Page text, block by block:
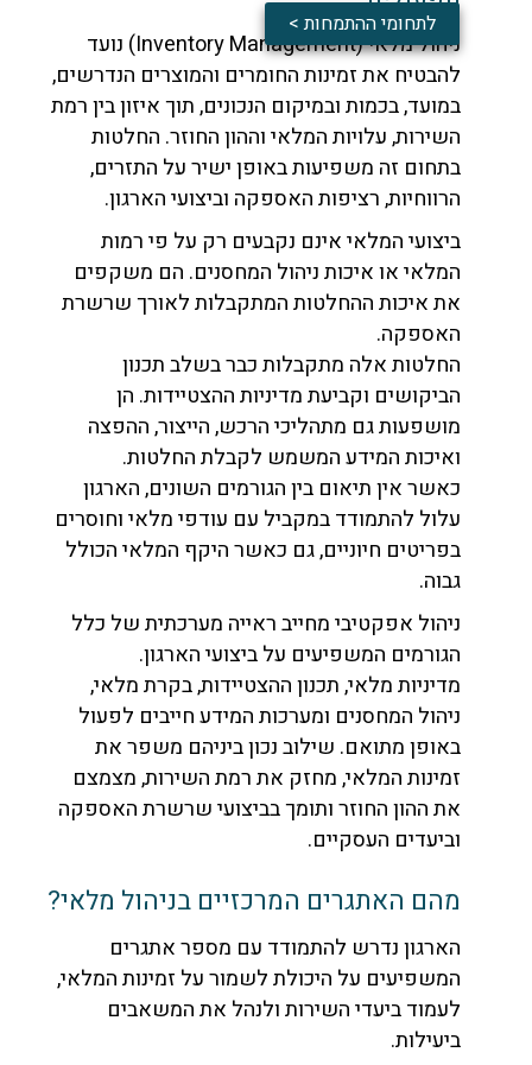
לתחומי ההתמחות >
ניהול מלאי (Inventory Management) נועד
להבטיח את זמינות החומרים והמוצרים הנדרשים,
במועד, בכמות ובמיקום הנכונים, תוך איזון בין רמת
השירות, עלויות המלאי וההון החוזר. החלטות
בתחום זה משפיעות באופן ישיר על התזרים,
הרווחיות, רציפות האספקה וביצועי הארגון.
ביצועי המלאי אינם נקבעים רק על פי רמות
המלאי או איכות ניהול המחסנים. הם משקפים
את איכות ההחלטות המתקבלות לאורך שרשרת
האספקה.
החלטות אלה מתקבלות כבר בשלב תכנון
הביקושים וקביעת מדיניות ההצטיידות. הן
מושפעות גם מתהליכי הרכש, הייצור, ההפצה
ואיכות המידע המשמש לקבלת החלטות.
כאשר אין תיאום בין הגורמים השונים, הארגון
עלול להתמודד במקביל עם עודפי מלאי וחוסרים
בפריטים חיוניים, גם כאשר היקף המלאי הכולל
ניהול אפקטיבי מחייב ראייה מערכתית של כלל
הגורמים המשפיעים על ביצועי הארגון.
מדיניות מלאי, תכנון ההצטיידות, בקרת מלאי,
ניהול המחסנים ומערכות המידע חייבים לפעול
באופן מתואם. שילוב נכון ביניהם משפר את
זמינות המלאי, מחזק את רמת השירות, מצמצם
את ההון החוזר ותומך בביצועי שרשרת האספקה
וביעדים העסקיים.
מהם האתגרים המרכזיים בניהול מלאי?
הארגון נדרש להתמודד עם מספר אתגרים
המשפיעים על היכולת לשמור על זמינות המלאי,
לעמוד ביעדי השירות ולנהל את המשאבים
ביעילות.